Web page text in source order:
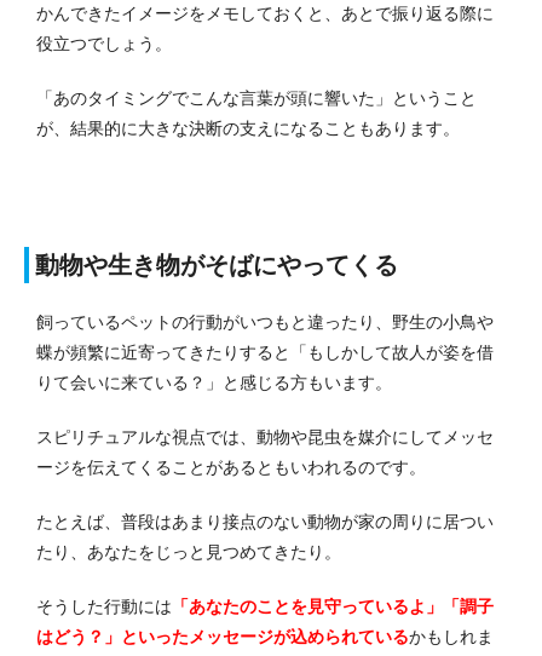
かんできたイメージをメモしておくと、あとで振り返る際に
役立つでしょう。
「あのタイミングでこんな言葉が頭に響いた」ということ
が、結果的に大きな決断の支えになることもあります。
動物や生き物がそばにやってくる
飼っているペットの行動がいつもと違ったり、野生の小鳥や
蝶が頻繁に近寄ってきたりすると「もしかして故人が姿を借
りて会いに来ている？」と感じる方もいます。
スピリチュアルな視点では、動物や昆虫を媒介にしてメッセ
ージを伝えてくることがあるともいわれるのです。
たとえば、普段はあまり接点のない動物が家の周りに居つい
たり、あなたをじっと見つめてきたり。
そうした行動には 「あなたのことを見守っているよ」「調子
はどう？」といったメッセージが込められているかもしれま